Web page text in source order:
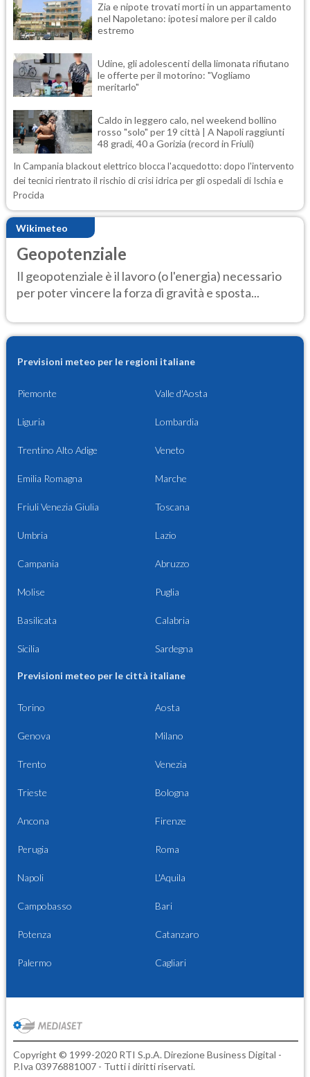
Zia e nipote trovati morti in un appartamento
nel Napoletano: ipotesi malore per il caldo
estremo
Udine, gli adolescenti della limonata rifiutano
le offerte per il motorino: "Vogliamo
meritarlo"
Caldo in leggero calo, nel weekend bollino
rosso "solo" per 19 città | A Napoli raggiunti
48 gradi, 40 a Gorizia (record in Friuli)
In Campania blackout elettrico blocca l'acquedotto: dopo l'intervento
dei tecnici rientrato il rischio di crisi idrica per gli ospedali di Ischia e
Procida
Wikimeteo
Geopotenziale
Il geopotenziale è il lavoro (o l'energia) necessario
per poter vincere la forza di gravità e sposta...
Previsioni meteo per le regioni italiane
Piemonte Valle d'Aosta
Liguria Lombardia
Trentino Alto Adige Veneto
Emilia Romagna Marche
Friuli Venezia Giulia Toscana
Umbria Lazio
Campania Abruzzo
Molise Puglia
Basilicata Calabria
Sicilia Sardegna
Previsioni meteo per le città italiane
Torino Aosta
Genova Milano
Trento Venezia
Trieste Bologna
Ancona Firenze
Perugia Roma
Napoli L'Aquila
Campobasso Bari
Potenza Catanzaro
Palermo Cagliari
Copyright © 1999-2020 RTI S.p.A. Direzione Business Digital -
P.Iva 03976881007 - Tutti i diritti riservati.